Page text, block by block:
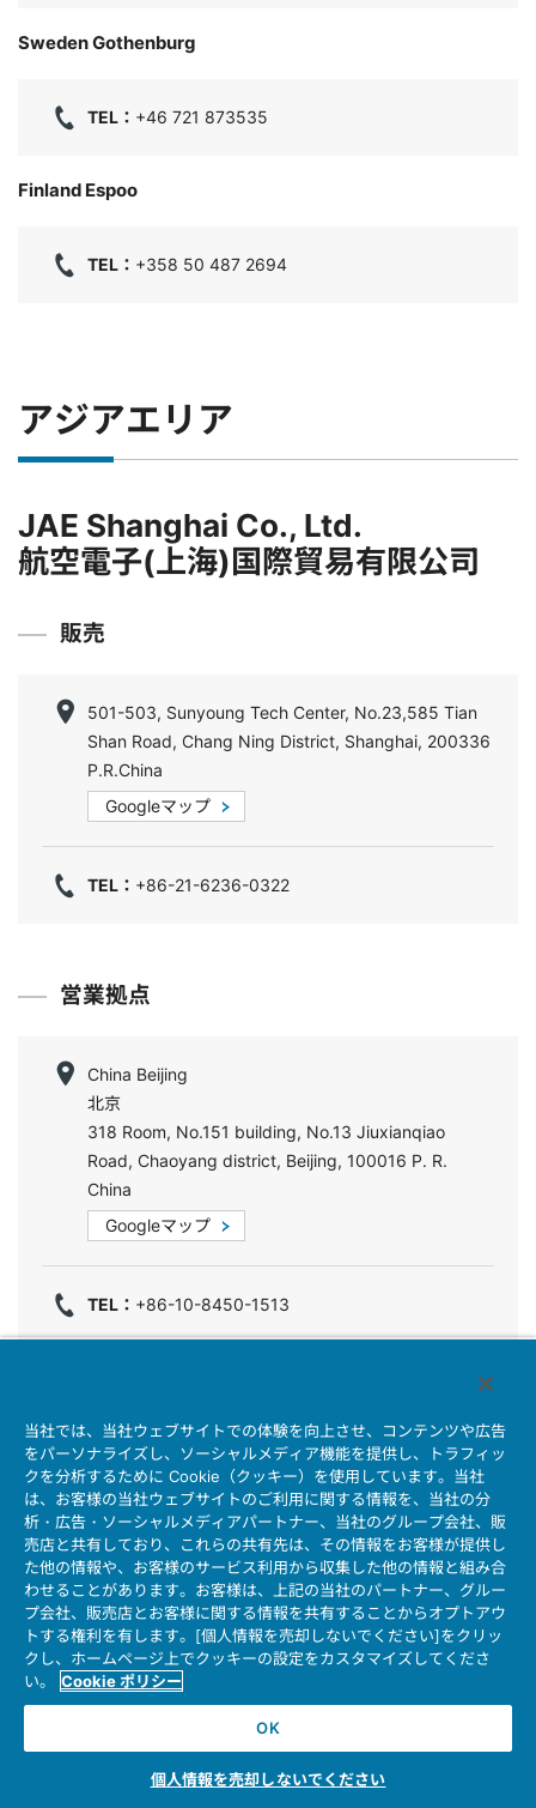
Sweden Gothenburg
TEL： +46 721 873535
Finland Espoo
TEL： +358 50 487 2694
アジアエリア
JAE Shanghai Co., Ltd.
航空電子(上海)国際貿易有限公司
販売
501-503, Sunyoung Tech Center, No.23,585 Tian
Shan Road, Chang Ning District, Shanghai, 200336
P.R.China
Googleマップ
TEL： +86-21-6236-0322
営業拠点
China Beijing
北京
318 Room, No.151 building, No.13 Jiuxianqiao
Road, Chaoyang district, Beijing, 100016 P. R.
China
Googleマップ
TEL： +86-10-8450-1513
JAE Wuxi Co., Ltd.
航空電子(無錫)有限公司
当社では、当社ウェブサイトでの体験を向上させ、コンテンツや広告
をパーソナライズし、ソーシャルメディア機能を提供し、トラフィッ
クを分析するために Cookie（クッキー）を使用しています。当社
は、お客様の当社ウェブサイトのご利用に関する情報を、当社の分
析・広告・ソーシャルメディアパートナー、当社のグループ会社、販
売店と共有しており、これらの共有先は、その情報をお客様が提供し
た他の情報や、お客様のサービス利用から収集した他の情報と組み合
わせることがあります。お客様は、上記の当社のパートナー、グルー
プ会社、販売店とお客様に関する情報を共有することからオプトアウ
トする権利を有します。[個人情報を売却しないでください]をクリッ
クし、ホームページ上でクッキーの設定をカスタマイズしてくださ
い。
Cookie ポリシー
OK
個人情報を売却しないでください